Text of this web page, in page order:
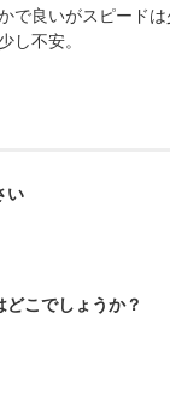
で良いがスピード
し不安。
い
こでしょうか？